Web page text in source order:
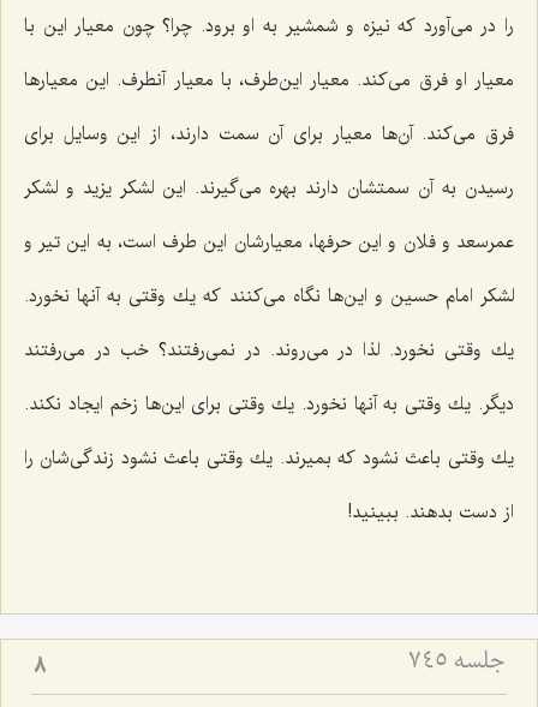
را در می‌آورد كه نیزه و شمشیر به او برود. چرا؟ چون معیار این با
معیار او فرق می‌كند. معیار این‌طرف، با معیار آنطرف. این معیارها
فرق می‌كند. آن‌ها معیار برای آن سمت دارند، از این وسایل برای
رسیدن به آن سمتشان دارند بهره می‌گیرند. این لشكر یزید و لشكر
عمرسعد و فلان و این حرفها، معیارشان این طرف است، به این تیر و
لشكر امام حسین و این‌ها نگاه می‌كنند كه یك وقتی به آنها نخورد.
یك وقتی نخورد. لذا در می‌روند. در نمی‌رفتند؟ خب در می‌رفتند
دیگر. یك وقتی به آنها نخورد. یك وقتی برای این‌ها زخم ایجاد نكند.
یك وقتی باعث نشود كه بمیرند. یك وقتی باعث نشود زندگی‌شان را
از دست بدهند. ببینید!
جلسه ۷۴۵ 8